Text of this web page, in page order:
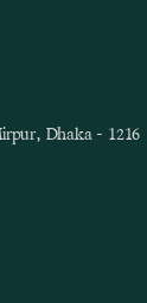
Dhaka - 1216